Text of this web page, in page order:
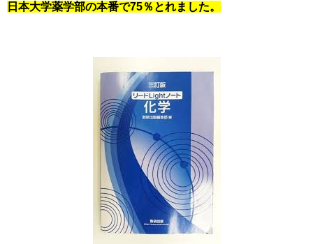
日本大学薬学部の本番で75％とれました。